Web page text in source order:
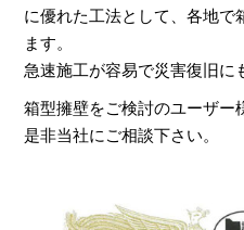
に優れた工法として、各地で
ます。
急速施工が容易で災害復旧に
箱型擁壁をご検討のユーザー
是非当社にご相談下さい。